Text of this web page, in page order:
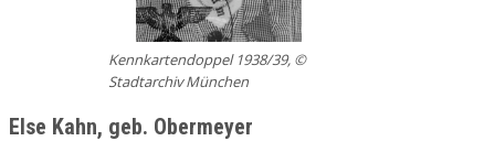
Kennkartendoppel 1938/39, ©
Stadtarchiv München
Else Kahn, geb. Obermeyer